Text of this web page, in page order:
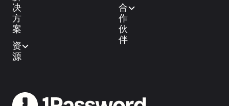
决
方
案
资
源
合
作
伙
伴